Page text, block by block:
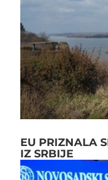
EU PRIZNALA
IZ SRBIJE